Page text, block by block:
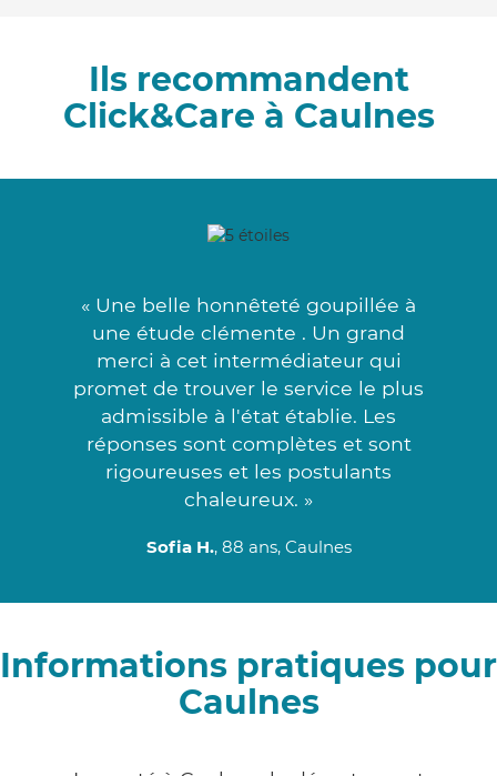
Ils recommandent
Click&Care à Caulnes
« Une belle honnêteté goupillée à
une étude clémente . Un grand
merci à cet intermédiateur qui
promet de trouver le service le plus
admissible à l'état établie. Les
réponses sont complètes et sont
rigoureuses et les postulants
chaleureux. »
Sofia H., 88 ans, Caulnes
Informations pratiques pour
Caulnes